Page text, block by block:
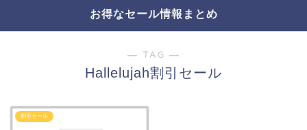
お得なセール情報まとめ
― TAG ―
Hallelujah割引セール
割引セール